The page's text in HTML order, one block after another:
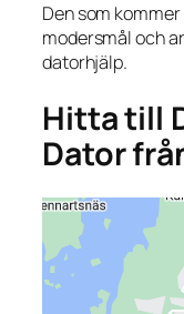
Den som
modersmål och
datorhjälp.
Hitta till
Dator